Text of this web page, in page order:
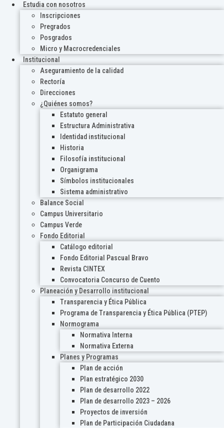
Estudia con nosotros
Inscripciones
Pregrados
Posgrados
Micro y Macrocredenciales
Institucional
Aseguramiento de la calidad
Rectoría
Direcciones
¿Quiénes somos?
Estatuto general
Estructura Administrativa
Identidad institucional
Historia
Filosofía institucional
Organigrama
Símbolos institucionales
Sistema administrativo
Balance Social
Campus Universitario
Campus Verde
Fondo Editorial
Catálogo editorial
Fondo Editorial Pascual Bravo
Revista CINTEX
Convocatoria Concurso de Cuento
Planeación y Desarrollo institucional
Transparencia y Ética Pública
Programa de Transparencia y Ética Pública (PTEP)
Normograma
Normativa Interna
Normativa Externa
Planes y Programas
Plan de acción
Plan estratégico 2030
Plan de desarrollo 2022
Plan de desarrollo 2023 – 2026
Proyectos de inversión
Plan de Participación Ciudadana